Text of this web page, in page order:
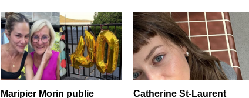
Maripier Morin publie Catherine St-Laurent